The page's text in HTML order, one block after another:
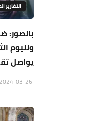
التقارير
بالصور:
ولليوم
يواصل